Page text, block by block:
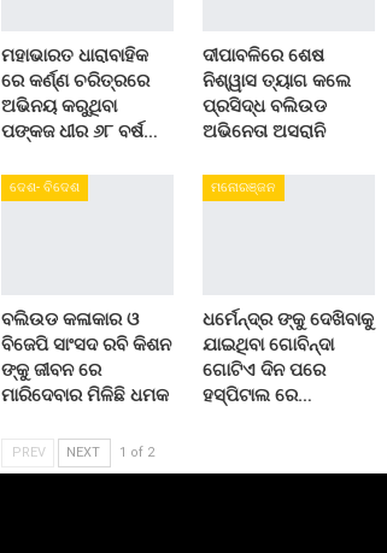
ମହାଭାରତ ଧାରାବାହିକ
ରେ କର୍ଣ୍ଣ ଚରିତ୍ରରେ
ଅଭିନୟ କରୁଥିବା
ପଙ୍କଜ ଧୀର ୬୮ ବର୍ଷ…
ଦୀପାବଳିରେ ଶେଷ
ନିଶ୍ୱାସ ତ୍ୟାଗ କଲେ
ପ୍ରସିଦ୍ଧ ବଲିଉଡ
ଅଭିନେତା ଅସରାନି
ଦେଶ- ବିଦେଶ
ବଲିଉଡ କଳାକାର ଓ
ବିଜେପି ସାଂସଦ ରବି କିଶନ
ଙ୍କୁ ଜୀବନ ରେ
ମାରିଦେବାର ମିଳିଛି ଧମକ
ମନୋରଞ୍ଜନ
ଧର୍ମେନ୍ଦ୍ର ଙ୍କୁ ଦେଖିବାକୁ
ଯାଇଥିବା ଗୋବିନ୍ଦା
ଗୋଟିଏ ଦିନ ପରେ
ହସ୍ପିଟାଲ ରେ…
PREV NEXT 1 of 2